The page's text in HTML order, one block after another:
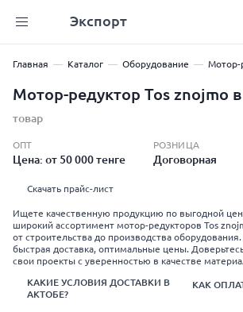
Экспорт
Главная Каталог Оборудование Мотор-
Мотор-редуктор Tos znojmo
товар
ОПТ
Цена: от 50 000 тенге
РОЗНИЦА
Договорная
Скачать прайс-лист
Ищете качественную продукцию по выгодной
широкий ассортимент мотор-редукторов Tos
от строительства до производства
быстрая доставка, оптимальные цены.
свои проекты с уверенностью в качестве
КАКИЕ УСЛОВИЯ ДОСТАВКИ В
АКТОБЕ?
КАК